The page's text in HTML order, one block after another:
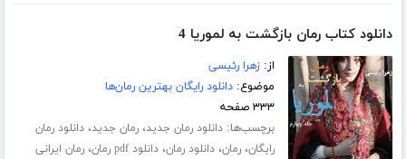
دانلود کتاب رمان بازگشت به لموریا 4
از:زهرا رئیسی
موضوع:دانلود رایگان بهترین رمان‌ها
۳۳۳ صفحه
برچسب‌ها:دانلود رمان جدید،رمان جدید،دانلود رمان
رایگان،رمان،دانلود رمان،دانلود pdf رمان ،رمان ایرانی